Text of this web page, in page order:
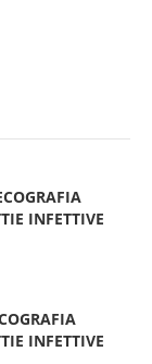
INFETTIVE
INFETTIVE